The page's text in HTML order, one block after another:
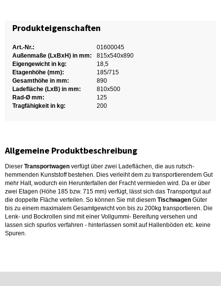
Produkteigenschaften
Art.-Nr.:
01600045
Außenmaße (LxBxH) in mm:
815x540x890
Eigengewicht in kg:
18,5
Etagenhöhe (mm):
185/715
Gesamthöhe in mm:
890
Ladefläche (LxB) in mm:
810x500
Rad-Ø mm:
125
Tragfähigkeit in kg:
200
Allgemeine Produktbeschreibung
Dieser Transportwagen verfügt über zwei Ladeflächen, die aus rutsch-
hemmenden Kunststoff bestehen. Dies verleiht dem zu transportierendem Gut
mehr Halt, wodurch ein Herunterfallen der Fracht vermieden wird. Da er über
zwei Etagen (Höhe 185 bzw. 715 mm) verfügt, lässt sich das Transportgut auf
die doppelte Fläche verteilen. So können Sie mit diesem Tischwagen Güter
bis zu einem maximalem Gesamtgewicht von bis zu 200kg transportieren. Die
Lenk- und Bockrollen sind mit einer Vollgummi- Bereifung versehen und
lassen sich spurlos verfahren - hinterlassen somit auf Hallenböden etc. keine
Spuren.